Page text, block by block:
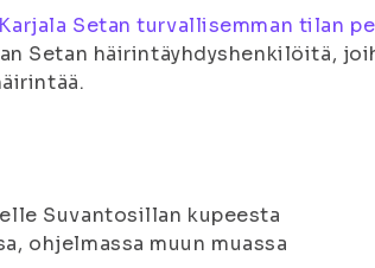
Setan turvallisemman tilan
Setan häirintäyhdyshenkilöitä,
Suvantosillan kupeesta
ohjelmassa muun muassa